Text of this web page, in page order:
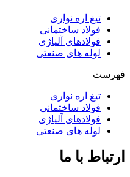
تیغ اره نواری
فولاد ساختمانی
فولادهای آلیاژی
لوله های صنعتی
فهرست
تیغ اره نواری
فولاد ساختمانی
فولادهای آلیاژی
لوله های صنعتی
ارتباط با ما